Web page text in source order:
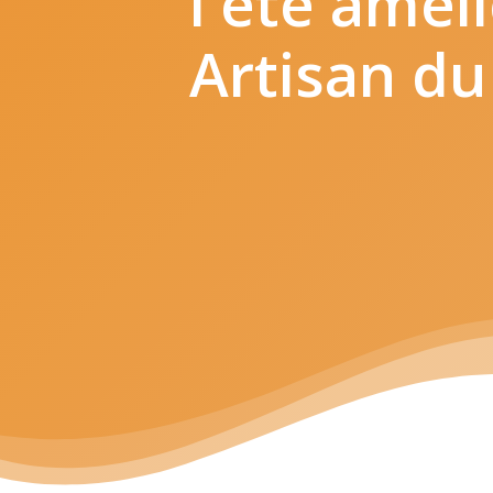
Hit enter to search or ESC to close
Artisan du